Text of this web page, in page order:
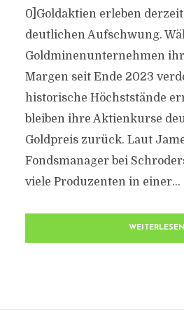
0]Goldaktien erleben
deutlichen Aufschwung.
Goldminenunternehmen
Margen seit Ende 2023
historische Höchststände
bleiben ihre Aktienkurse
Goldpreis zurück. Laut
Fondsmanager bei
viele Produzenten in einer...
WEITERLESEN